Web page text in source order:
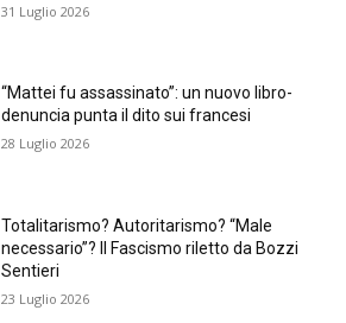
31 Luglio 2026
“Mattei fu assassinato”: un nuovo libro-
denuncia punta il dito sui francesi
28 Luglio 2026
Totalitarismo? Autoritarismo? “Male
necessario”? Il Fascismo riletto da Bozzi
Sentieri
23 Luglio 2026